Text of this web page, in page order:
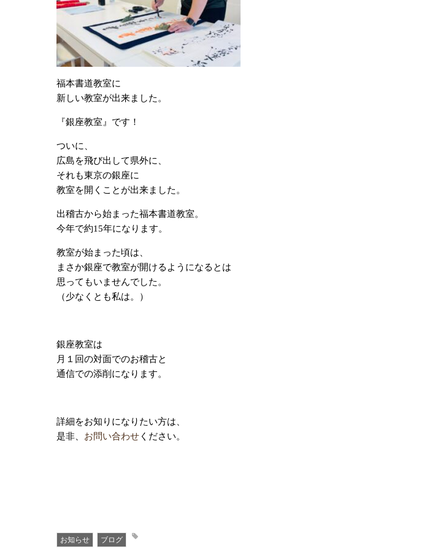
福本書道教室に
新しい教室が出来ました。
『銀座教室』です！
ついに、
広島を飛び出して県外に、
それも東京の銀座に
教室を開くことが出来ました。
出稽古から始まった福本書道教室。
今年で約15年になります。
教室が始まった頃は、
まさか銀座で教室が開けるようになるとは
思ってもいませんでした。
（少なくとも私は。）
銀座教室は
月１回の対面でのお稽古と
通信での添削になります。
詳細をお知りになりたい方は、
是非、 お問い合わせ ください。
お知らせ ブログ